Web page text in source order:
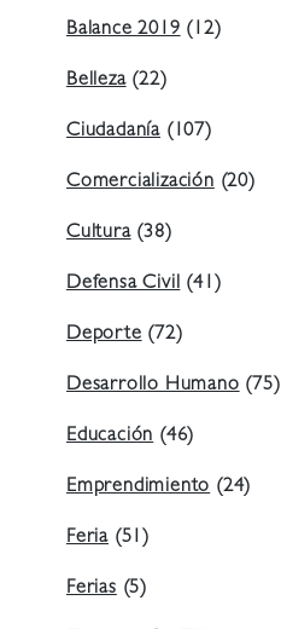
Balance 2019(12)
Belleza(22)
Ciudadanía (107)
Comercialización(20)
Cultura(38)
Defensa Civil(41)
Deporte(72)
Desarrollo Humano(75)
Educación(46)
Emprendimiento(24)
Feria (51)
Ferias(5)